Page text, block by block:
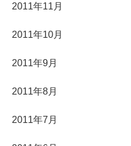
2011年11月
2011年10月
2011年9月
2011年8月
2011年7月